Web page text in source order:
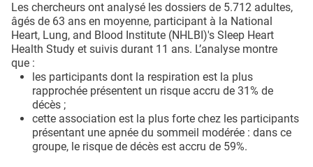
Les chercheurs ont analysé les dossiers de 5.712 adultes,
âgés de 63 ans en moyenne, participant à la National
Heart, Lung, and Blood Institute (NHLBI)'s Sleep Heart
Health Study et suivis durant 11 ans. L’analyse montre
que :
les participants dont la respiration est la plus
rapprochée présentent un risque accru de 31% de
décès ;
cette association est la plus forte chez les participants
présentant une apnée du sommeil modérée : dans ce
groupe, le risque de décès est accru de 59%.